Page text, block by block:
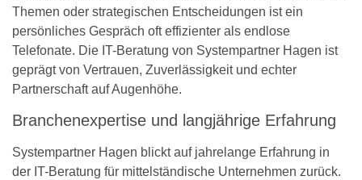
Themen oder strategischen Entscheidungen ist ein
persönliches Gespräch oft effizienter als endlose
Telefonate. Die IT-Beratung von Systempartner Hagen ist
geprägt von Vertrauen, Zuverlässigkeit und echter
Partnerschaft auf Augenhöhe.
Branchenexpertise und langjährige Erfahrung
Systempartner Hagen blickt auf jahrelange Erfahrung in
der IT-Beratung für mittelständische Unternehmen zurück.